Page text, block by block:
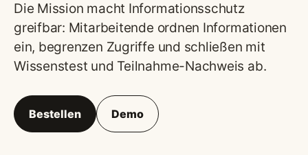
Die Mission macht Informationsschutz
greifbar: Mitarbeitende ordnen Informationen
ein, begrenzen Zugriffe und schließen mit
Wissenstest und Teilnahme-Nachweis ab.
Bestellen Demo